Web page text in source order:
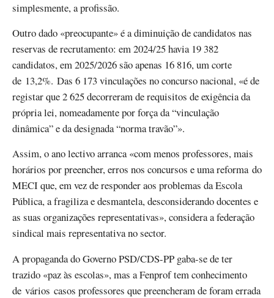
simplesmente, a profissão.
Outro dado «preocupante» é a diminuição de candidatos nas
reservas de recrutamento: em 2024/25 havia 19 382
candidatos, em 2025/2026 são apenas 16 816, um corte
de 13,2%. Das 6 173 vinculações no concurso nacional, «é de
registar que 2 625 decorreram de requisitos de exigência da
própria lei, nomeadamente por força da “vinculação
dinâmica” e da designada “norma travão”».
Assim, o ano lectivo arranca «com menos professores, mais
horários por preencher, erros nos concursos e uma reforma do
MECI que, em vez de responder aos problemas da Escola
Pública, a fragiliza e desmantela, desconsiderando docentes e
as suas organizações representativas», considera a federação
sindical mais representativa no sector.
A propaganda do Governo PSD/CDS-PP gaba-se de ter
trazido «paz às escolas», mas a Fenprof tem conhecimento
de vários casos professores que preencheram de foram errada